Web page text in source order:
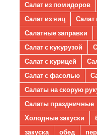
Салат из помидоров
Салат из яиц
Салат
Салатные заправки
Салат с кукурузой
Салат с курицей
Салат с фасолью
Салаты на скорую
Салаты праздничные
Холодные закуски
закуска
обед